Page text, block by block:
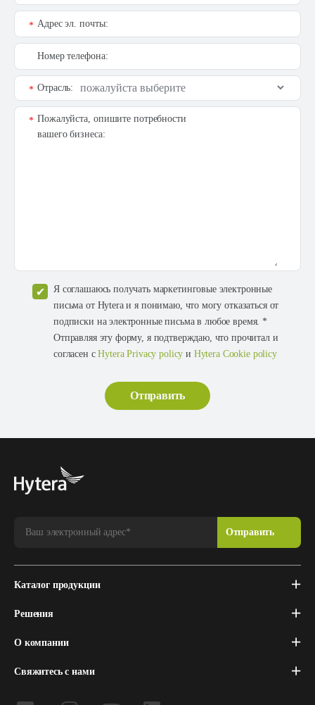
Адрес эл. почты:
*
Номер телефона:
Отрасль:
*
Пожалуйста, опишите потребности
вашего бизнеса:
*
Я соглашаюсь получать маркетинговые электронные
письма от Hytera и я понимаю, что могу отказаться от
подписки на электронные письма в любое время. *
Отправляя эту форму, я подтверждаю, что прочитал и
согласен сHytera Privacy policy и Hytera Cookie policy
Каталог продукции
Решения
О компании
Свяжитесь с нами